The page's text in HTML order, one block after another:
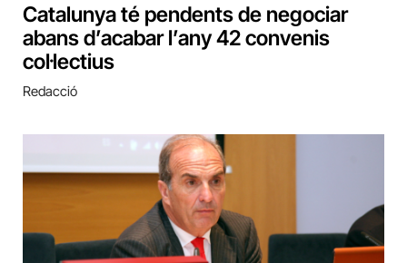
Catalunya té pendents de negociar
abans d’acabar l’any 42 convenis
col·lectius
Redacció